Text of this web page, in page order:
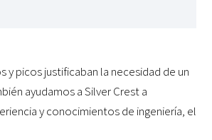
y picos justificaban la necesidad de un
ayudamos a Silver Crest a
y conocimientos de ingeniería, el